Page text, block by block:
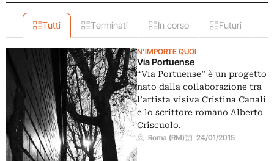
Tutti Terminati In corso Futuri
N'IMPORTE QUOI
Via Portuense
“Via Portuense” è un progetto
nato dalla collaborazione tra
l’artista visiva Cristina Canali
e lo scrittore romano Alberto
Criscuolo.
Roma (RM) 24/01/2015